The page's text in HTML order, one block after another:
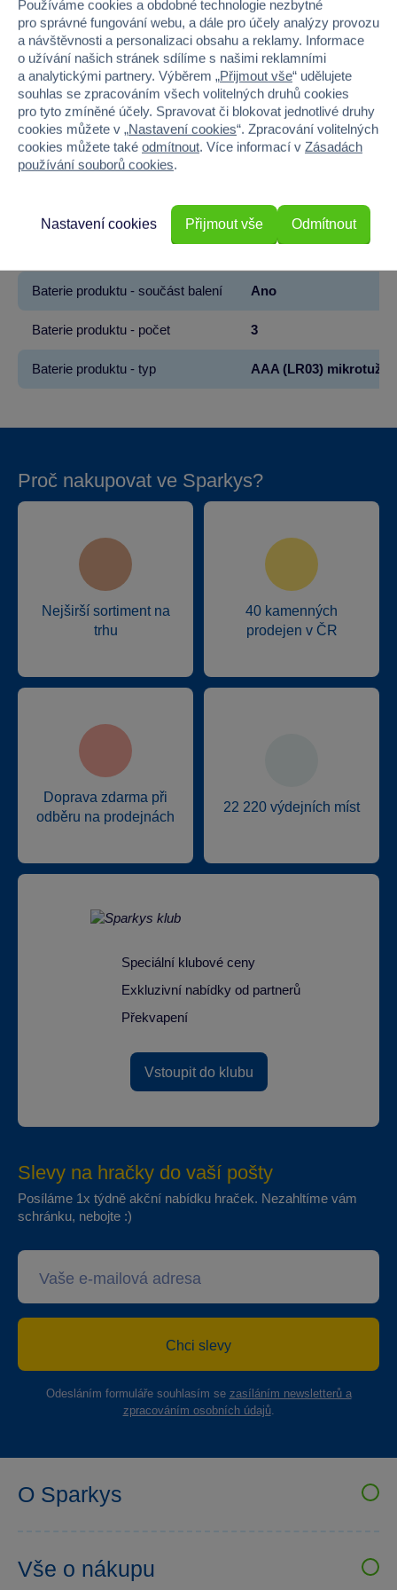
Pohlaví KLUK
Materiál PAPÍR
Šířka 13.5
Výška 27
Hloubka
Baterie produktu - součást balení Ano
Baterie produktu - počet 3
Baterie produktu - typ AAA (LR03)
Proč nakupovat ve Sparkys?
Nejširší sortiment na
trhu
40 kamenných
prodejen v ČR
Doprava zdarma při
odběru na prodejnách
22 220 výdejních míst
Speciální klubové ceny
Exkluzivní nabídky od partnerů
Překvapení
Vstoupit do klubu
Slevy na hračky do vaší pošty
Posíláme 1x týdně akční nabídku hraček. Nezahltíme vám
schránku, nebojte :)
Chci slevy
Odesláním formuláře souhlasím se zasíláním newsletterů a
zpracováním osobních údajů.
O Sparkys
Sparkys klub
Vše o nákupu
Používáme cookies a obdobné technologie nezbytné
pro správné fungování webu, a dále pro účely analýzy provozu
a návštěvnosti a personalizaci obsahu a reklamy. Informace
o užívání našich stránek sdílíme s našimi reklamními
a analytickými partnery. Výběrem „Přijmout vše“ udělujete
souhlas se zpracováním všech volitelných druhů cookies
pro tyto zmíněné účely. Spravovat či blokovat jednotlivé druhy
cookies můžete v „Nastavení cookies“. Zpracování volitelných
cookies můžete také odmítnout. Více informací v Zásadách
používání souborů cookies.
Odmítnout
Nastavení cookies Přijmout vše